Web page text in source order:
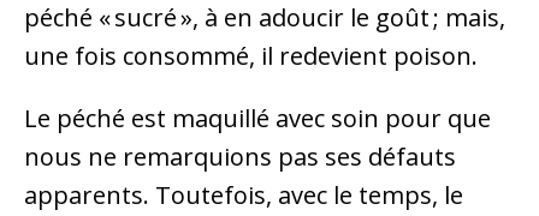
péché « sucré », à en adoucir le goût ; mais,
une fois consommé, il redevient poison.
Le péché est maquillé avec soin pour que
nous ne remarquions pas ses défauts
apparents. Toutefois, avec le temps, le